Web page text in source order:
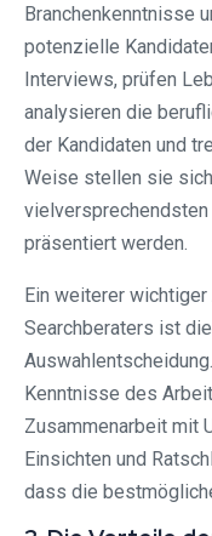
Branchenkenntnisse
potenzielle
Interviews, prüfen
analysieren die
der Kandidaten und
Weise stellen sie
vielversprechendsten
präsentiert werden.
Ein weiterer
Searchberaters ist die
Kenntnisse des
Zusammenarbeit mit
Einsichten und
dass die